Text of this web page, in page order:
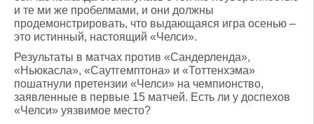
и те ми же пробелмами, и они должны
продемонстрировать, что выдающаяся игра осенью –
это истинный, настоящий «Челси».
Результаты в матчах против «Сандерленда»,
«Ньюкасла», «Саутгемптона» и «Тоттенхэма»
пошатнули претензии «Челси» на чемпионство,
заявленные в первые 15 матчей. Есть ли у доспехов
«Челси» уязвимое место?